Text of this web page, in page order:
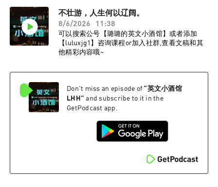
不壮游，人生何以辽阔。
8/6/2026
11:38
可以搜索公号【璐璐的英文小酒馆】或者添加
【luluxjg1】咨询课程or加入社群,查看文稿和其
他精彩内容哦~
Don't miss an episode of “英文小酒馆
LHH ” and subscribe to it in the
GetPodcast app.